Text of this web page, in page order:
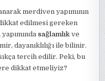
merdiven yapımının
edilmesi gereken
sağlamlık ve
dayanıklılığı ile bilinir.
tercih edilir. Peki, bu
dikkat etmeliyiz?